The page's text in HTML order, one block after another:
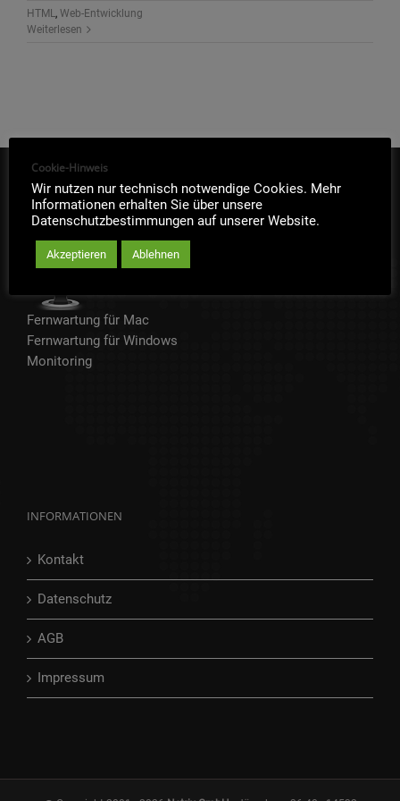
HTML , Web-Entwicklung
Weiterlesen
IT-SOFORTHILFE
Fernwartung für Mac
Fernwartung für Windows
Monitoring
INFORMATIONEN
Kontakt
Datenschutz
AGB
Impressum
Cookie-Hinweis
Wir nutzen nur technisch notwendige Cookies. Mehr
Informationen erhalten Sie über unsere
Datenschutzbestimmungen auf unserer Website.
Akzeptieren Ablehnen